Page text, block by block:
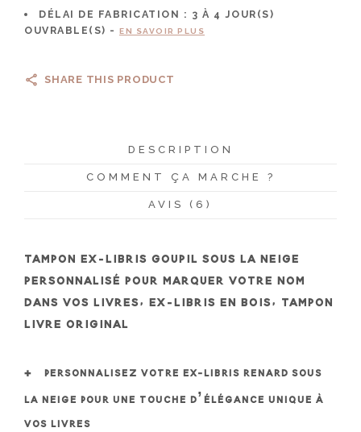
DÉLAI DE FABRICATION : 3 À 4 JOUR(S)
OUVRABLE(S) -
EN SAVOIR PLUS
SHARE THIS PRODUCT
DESCRIPTION
COMMENT ÇA MARCHE ?
AVIS (6)
TAMPON EX-LIBRIS GOUPIL SOUS LA NEIGE
PERSONNALISÉ POUR MARQUER VOTRE NOM
DANS VOS LIVRES, EX-LIBRIS EN BOIS, TAMPON
LIVRE ORIGINAL
PERSONNALISEZ VOTRE EX-LIBRIS RENARD SOUS
LA NEIGE POUR UNE TOUCHE D’ÉLÉGANCE UNIQUE À
VOS LIVRES